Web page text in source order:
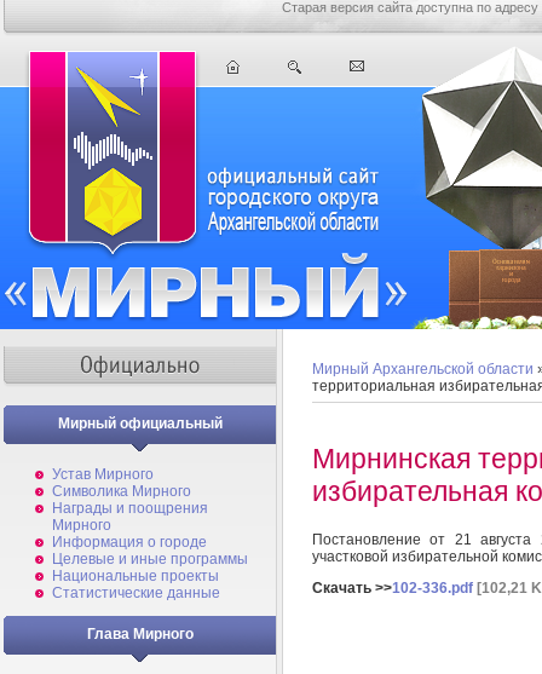
Старая версия сайта доступна по адресу
Мирный официальный
Устав Мирного
Символика Мирного
Награды и поощрения
Мирного
Информация о городе
Целевые и иные программы
Национальные проекты
Статистические данные
Глава Мирного
Мирный Архангельской области
территориальная
Мирнинская
избирательная
Постановление от 21
участковой избирательной
Скачать >>102-336.pdf [102,21